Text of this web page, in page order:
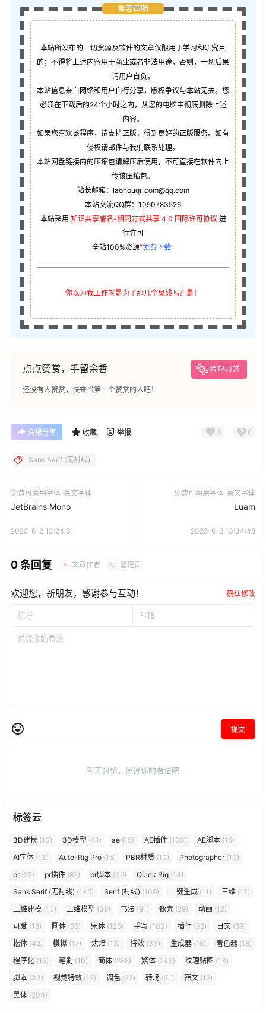
重要声明
本站所发布的一切资源及软件的文章仅限用于学习和研究目
的；不得将上述内容用于商业或者非法用途，否则，一切后果
请用户自负。
本站信息来自网络和用户自行分享，版权争议与本站无关。您
必须在下载后的24个小时之内，从您的电脑中彻底删除上述
内容。
如果您喜欢该程序，请支持正版，得到更好的正版服务。如有
侵权请邮件与我们联系处理。
本站网盘链接内的压缩包请解压后使用，不可直接在软件内上
传该压缩包。
站长邮箱：laohouqi_com@qq.com
本站交流QQ群：1050783526
本站采用 知识共享署名-相同方式共享 4.0 国际许可协议 进
行许可
全站100%资源“免费下载”
你以为我工作就是为了那几个臭钱吗？是！
点点赞赏，手留余香 给TA打赏
还没有人赞赏，快来当第一个赞赏的人吧！
海报分享 收藏 举报 0 0
Sans Serif (无衬线)
免费可商用字体 英文字体
JetBrains Mono
2025-6-2 13:24:51
免费可商用字体 英文字体
Luam
2025-6-2 13:34:48
0 条回复 A 文章作者 M 管理员
欢迎您，新朋友，感谢参与互动！ 确认修改
提交
暂无讨论，说说你的看法吧
标签云
3D建模 (10) 3D模型 (41) ae (15) AE插件 (100) AE脚本 (15)
AI字体 (13) Auto-Rig Pro (15) PBR材质 (10) Photographer(10)
pr(22) pr插件 (82) pr脚本 (36) Quick Rig (14)
Sans Serif (无衬线) (145) Serif (衬线) (109) 一键生成 (11) 三维 (17)
三维建模 (10) 三维模型 (39) 书法 (81) 像素 (29) 动画 (12)
可爱 (18) 圆体 (56) 宋体 (125) 手写 (100) 插件 (96) 日文 (59)
楷体 (42) 模拟 (17) 烘焙 (12) 特效 (33) 生成器 (15) 着色器 (18)
程序化 (15) 笔刷 (10) 简体 (288) 繁体 (245) 纹理贴图 (13)
脚本 (33) 视觉特效 (12) 调色 (27) 转场 (21) 韩文 (12)
黑体 (204)